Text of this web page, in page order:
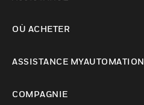
OÙ ACHETER
ASSISTANCE MYAUTOMATION
COMPAGNIE